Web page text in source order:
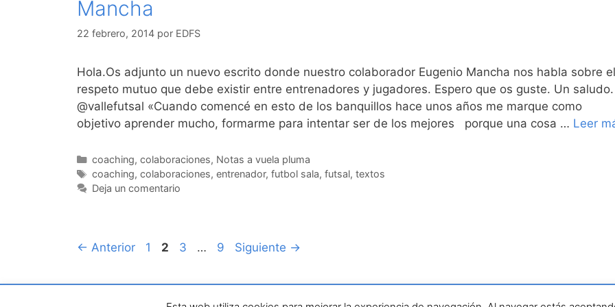
Mancha
22 febrero, 2014 por EDFS
Hola.Os adjunto un nuevo escrito donde nuestro colaborador Eugenio Mancha nos habla sobre el
respeto mutuo que debe existir entre entrenadores y jugadores. Espero que os guste. Un saludo.
@vallefutsal «Cuando comencé en esto de los banquillos hace unos años me marque como
objetivo aprender mucho, formarme para intentar ser de los mejores porque una cosa … Leer
Categorías
coaching, colaboraciones, Notas a vuela pluma
Etiquetas
coaching, colaboraciones, entrenador, futbol sala, futsal, textos
Deja un comentario
Navegación
entradas
← Anterior Página
1 Página
2 Página
3 … Página
9 Siguiente →
Copyrihgt © 2026 ejerciciosdefutbolsala.com por José Antonio Valle · Todos los